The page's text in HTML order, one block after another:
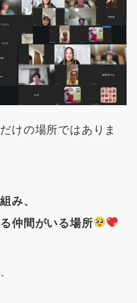
けの場所ではありま
み、
仲間がいる場所